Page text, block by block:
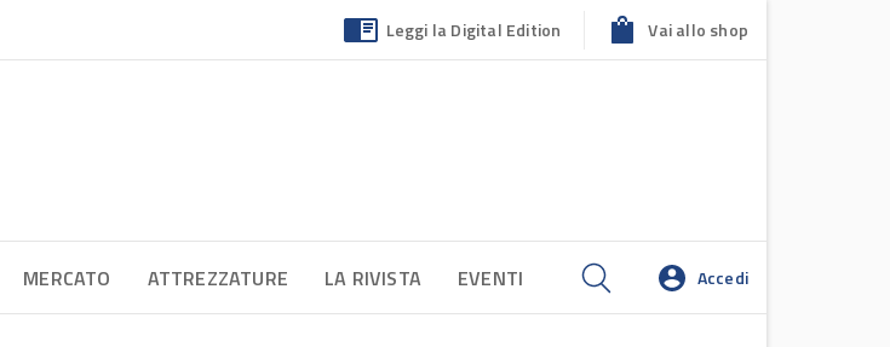
Leggi la Digital Edition Vai allo shop
MERCATO ATTREZZATURE LA RIVISTA EVENTI Accedi